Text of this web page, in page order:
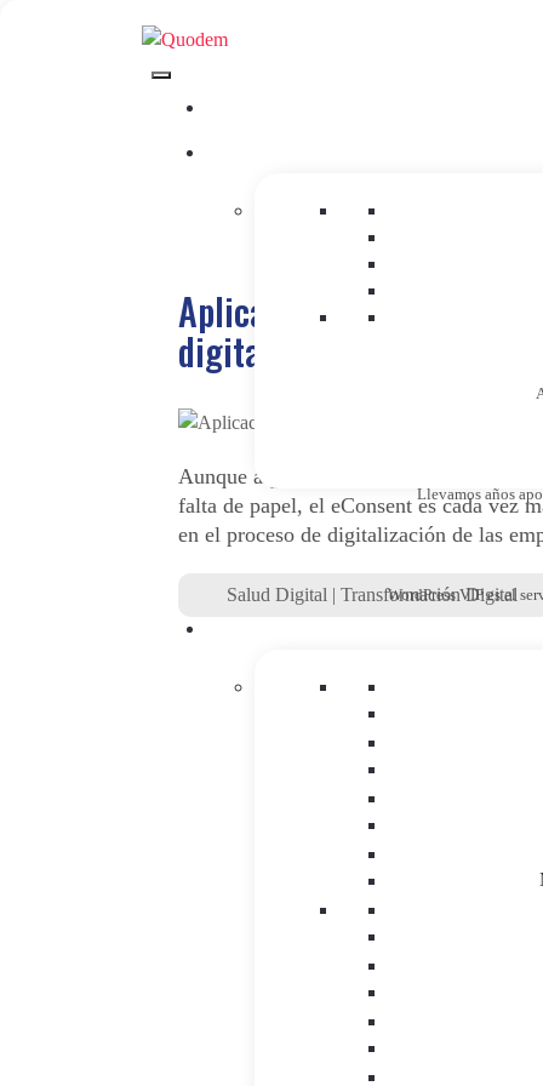
Llevamos años
WordPress VIP es el
Aplicaciones y ventajas
digital para empresas
Aunque algunos departamentos son
falta de papel, el eConsent es cada vez
en el proceso de digitalización de las
Salud Digital | Transformación Digital